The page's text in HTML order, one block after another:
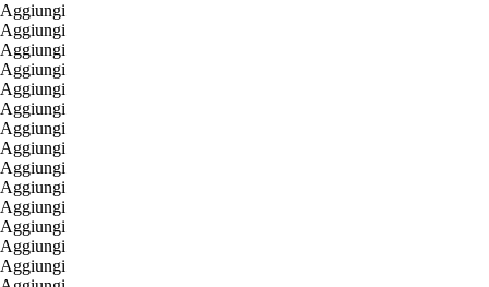
Aggiungi
Aggiungi
Aggiungi
Aggiungi
Aggiungi
Aggiungi
Aggiungi
Aggiungi
Aggiungi
Aggiungi
Aggiungi
Aggiungi
Aggiungi
Aggiungi